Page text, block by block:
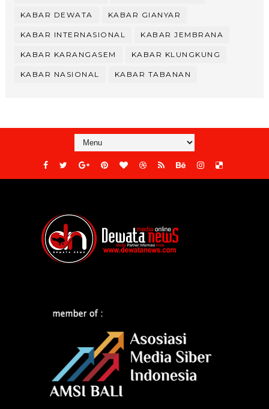
KABAR DEWATA KABAR GIANYAR
KABAR INTERNASIONAL KABAR JEMBRANA
KABAR KARANGASEM KABAR KLUNGKUNG
KABAR NASIONAL KABAR TABANAN